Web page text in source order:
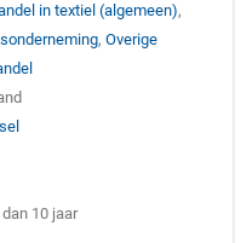
in textiel (algemeen),
,Overige
10 jaar